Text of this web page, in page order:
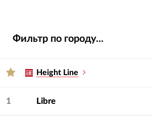
Фильтр по городу...
Height Line
1 Libre